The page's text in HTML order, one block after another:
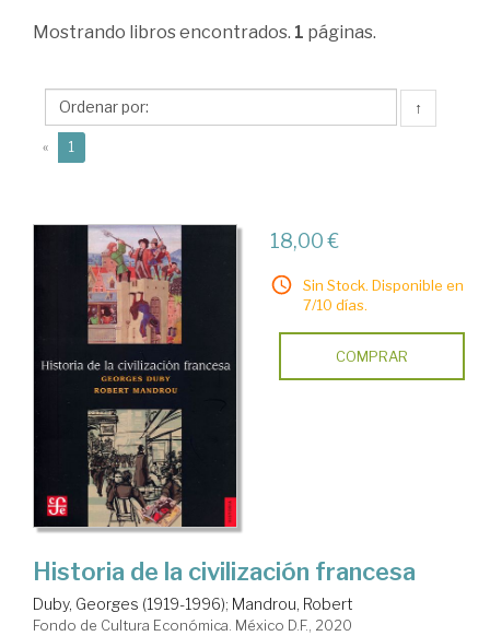
Mandrou,
Mostrando libros encontrados. 1 páginas.
↑
« 1
18,00 €
Sin Stock. Disponible en
7/10 días.
COMPRAR
Historia de la civilización francesa
Duby, Georges (1919-1996); Mandrou, Robert
Fondo de Cultura Económica. México D.F., 2020